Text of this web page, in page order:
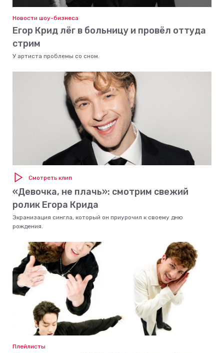
Новости шоу-бизнеса
Егор Крид лёг в больницу и провёл оттуда
стрим
У артиста проблемы со сном.
Смотреть клип
«Девочка, не плачь»: смотрим свежий
ролик Егора Крида
Экранизация сингла, который он приурочил к своему дню
рождения.
Плейлисты